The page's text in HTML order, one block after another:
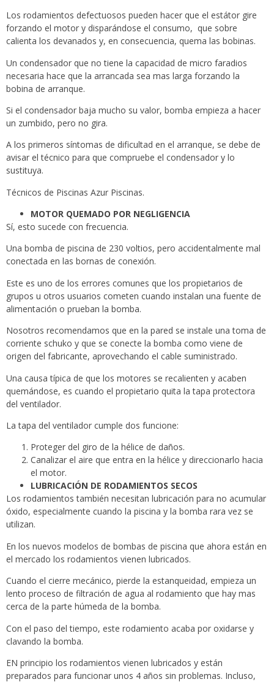
Los rodamientos defectuosos pueden hacer que el estátor gire
forzando el motor y disparándose el consumo, que sobre
calienta los devanados y, en consecuencia, quema las bobinas.
Un condensador que no tiene la capacidad de micro faradios
necesaria hace que la arrancada sea mas larga forzando la
bobina de arranque.
Si el condensador baja mucho su valor, bomba empieza a hacer
un zumbido, pero no gira.
A los primeros síntomas de dificultad en el arranque, se debe de
avisar el técnico para que compruebe el condensador y lo
sustituya.
Técnicos de Piscinas Azur Piscinas.
MOTOR QUEMADO POR NEGLIGENCIA
Sí, esto sucede con frecuencia.
Una bomba de piscina de 230 voltios, pero accidentalmente mal
conectada en las bornas de conexión.
Este es uno de los errores comunes que los propietarios de
grupos u otros usuarios cometen cuando instalan una fuente de
alimentación o prueban la bomba.
Nosotros recomendamos que en la pared se instale una toma de
corriente schuko y que se conecte la bomba como viene de
origen del fabricante, aprovechando el cable suministrado.
Una causa típica de que los motores se recalienten y acaben
quemándose, es cuando el propietario quita la tapa protectora
del ventilador.
La tapa del ventilador cumple dos funcione:
Proteger del giro de la hélice de daños.
Canalizar el aire que entra en la hélice y direccionarlo hacia
el motor.
LUBRICACIÓN DE RODAMIENTOS SECOS
Los rodamientos también necesitan lubricación para no acumular
óxido, especialmente cuando la piscina y la bomba rara vez se
utilizan.
En los nuevos modelos de bombas de piscina que ahora están en
el mercado los rodamientos vienen lubricados.
Cuando el cierre mecánico, pierde la estanqueidad, empieza un
lento proceso de filtración de agua al rodamiento que hay mas
cerca de la parte húmeda de la bomba.
Con el paso del tiempo, este rodamiento acaba por oxidarse y
clavando la bomba.
EN principio los rodamientos vienen lubricados y están
preparados para funcionar unos 4 años sin problemas. Incluso,